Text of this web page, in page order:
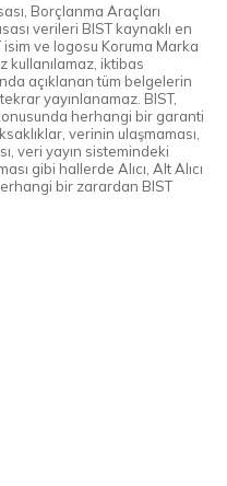
Borçlanma Araçları
verileri BIST kaynaklı en
ve logosu Koruma Marka
kullanılamaz, iktibas
açıklanan tüm belgelerin
yayınlanamaz. BIST,
herhangi bir garanti
verinin ulaşmaması,
veri yayın sistemindeki
gibi hallerde Alıcı, Alt Alıcı
bir zarardan BIST